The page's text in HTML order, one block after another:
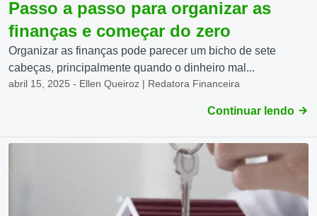
Passo a passo para organizar as
finanças e começar do zero
Organizar as finanças pode parecer um bicho de sete
cabeças, principalmente quando o dinheiro mal...
abril 15, 2025 - Ellen Queiroz | Redatora Financeira
Continuar lendo